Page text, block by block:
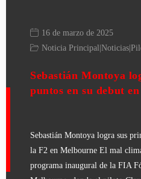
16 de marzo de 2025
Noticia Principal Noticias
Sebastián Montoya
puntos en su debut
Sebastián Montoya logra sus
la F2 en Melbourne El mal
programa inaugural de la FIA